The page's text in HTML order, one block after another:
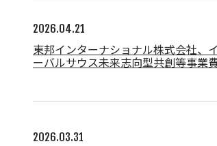
2026.04.21
東邦インターナショナル株式会社、
ーバルサウス未来志向型共創等事業
2026.03.31